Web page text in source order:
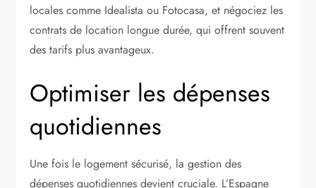
locales comme Idealista ou Fotocasa, et négociez les
contrats de location longue durée, qui offrent souvent
des tarifs plus avantageux.
Optimiser les dépenses
quotidiennes
Une fois le logement sécurisé, la gestion des
dépenses quotidiennes devient cruciale. L’Espagne